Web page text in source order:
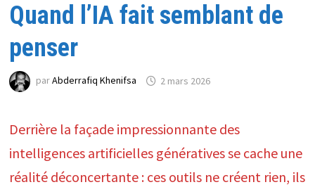
Quand l’IA fait semblant de
penser
parAbderrafiq Khenifsa 2 mars 2026
Derrière la façade impressionnante des
intelligences artificielles génératives se cache une
réalité déconcertante : ces outils ne créent rien, ils